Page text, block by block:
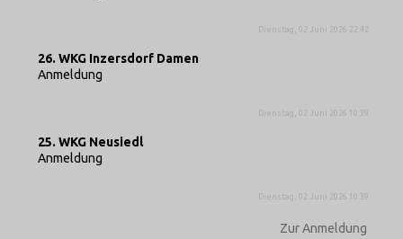
Dienstag, 02 Juni 2026 22:42
26. WKG Inzersdorf Damen
Anmeldung
Dienstag, 02 Juni 2026 10:39
25. WKG Neusiedl
Anmeldung
Dienstag, 02 Juni 2026 10:39
Zur Anmeldung